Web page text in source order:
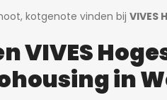
kotgenote vinden bij VIVES
VIVES
in